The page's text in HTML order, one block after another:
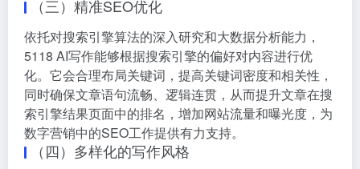
（三）精准SEO优化
依托对搜索引擎算法的深入研究和大数据分析能力，
5118 AI写作能够根据搜索引擎的偏好对内容进行优
化。它会合理布局关键词，提高关键词密度和相关性，
同时确保文章语句流畅、逻辑连贯，从而提升文章在搜
索引擎结果页面中的排名，增加网站流量和曝光度，为
数字营销中的SEO工作提供有力支持。
（四）多样化的写作风格